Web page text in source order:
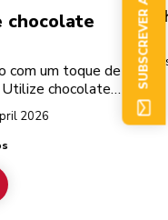
chocolate
com um toque de
chocolate
a receita
glúten.
2026